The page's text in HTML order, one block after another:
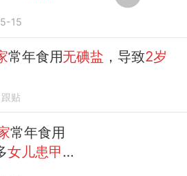
患...
15
常年食用无碘盐 ，导致2岁
跟贴
常年食用
女儿患甲